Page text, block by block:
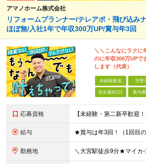
アマノホーム株式会社
リフォームプランナー/テレアポ・飛び込み
ほぼ無/入社1年で年収300万UP/賞与年3回
＼＼こんなにラクに
のに年収300万UPで
します（代表）
未経験歓迎 学歴
完全週休2日 賞与
応募資格
給与
勤務地